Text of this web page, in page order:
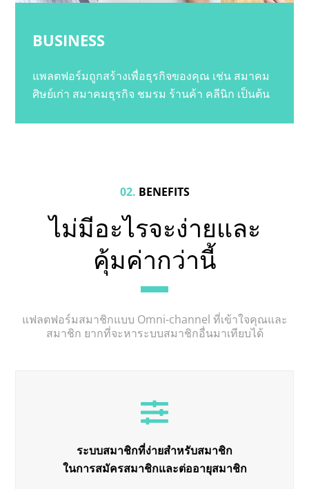
BUSINESS
แพลตฟอร์มถูกสร้างเพื่อธุรกิจของคุณ เช่น สมาคม
ศิษย์เก่า สมาคมธุรกิจ ชมรม ร้านค้า คลีนิก เป็นต้น
02. BENEFITS
ไม่มีอะไรจะง่ายและ
คุ้มค่ากว่านี้
แฟลตฟอร์มสมาชิกแบบ Omni-channel ที่เข้าใจคุณและ
สมาชิก ยากที่จะหาระบบสมาชิกอื่นมาเทียบได้
ระบบสมาชิกที่ง่ายสำหรับสมาชิก
ในการสมัครสมาชิกและต่ออายุสมาชิก